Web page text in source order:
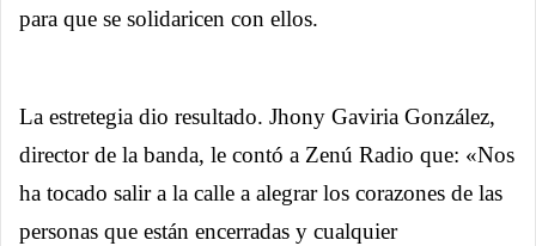
para que se solidaricen con ellos.
La estretegia dio resultado. Jhony Gaviria González,
director de la banda, le contó a Zenú Radio que: «Nos
ha tocado salir a la calle a alegrar los corazones de las
personas que están encerradas y cualquier